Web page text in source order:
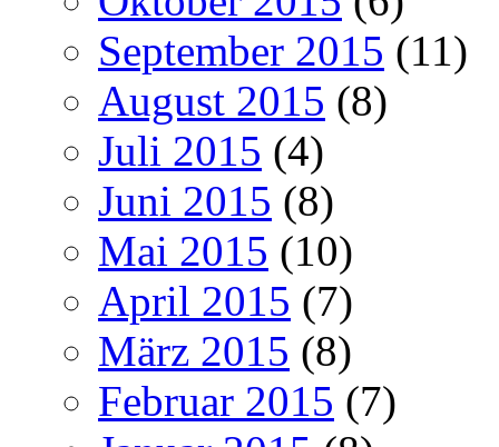
September 2015 (11)
August 2015 (8)
Juli 2015 (4)
Juni 2015 (8)
Mai 2015 (10)
April 2015 (7)
März 2015 (8)
Februar 2015 (7)